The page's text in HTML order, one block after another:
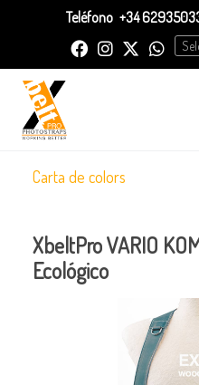
Teléfono +34
Carta de colors
XbeltPro VARIO
Ecológico